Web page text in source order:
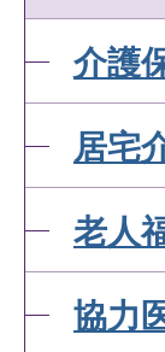
介護
居宅
老人
協力